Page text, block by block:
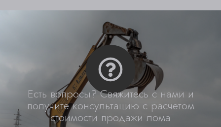
Есть вопросы? Свяжитесь с нами и
получите консультацию с расчетом
стоимости продажи лома